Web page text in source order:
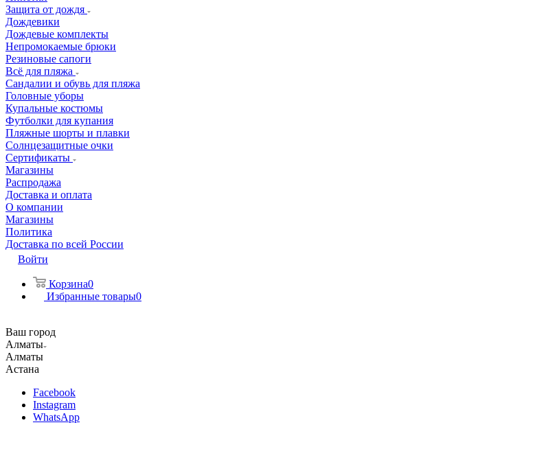
Защита от дождя
Дождевики
Дождевые комплекты
Непромокаемые брюки
Резиновые сапоги
Всё для пляжа
Сандалии и обувь для пляжа
Головные уборы
Купальные костюмы
Футболки для купания
Пляжные шорты и плавки
Солнцезащитные очки
Сертификаты
Магазины
Распродажа
Доставка и оплата
О компании
Магазины
Политика
Доставка по всей России
Войти
Корзина0
Избранные товары0
Ваш город
Алматы
Алматы
Астана
Facebook
Instagram
WhatsApp